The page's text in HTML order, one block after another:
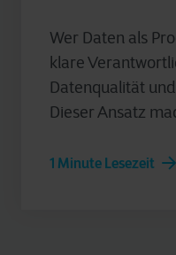
Wer Daten als
klare
Datenqualität
Dieser Ansatz
1 Minute Lesezeit